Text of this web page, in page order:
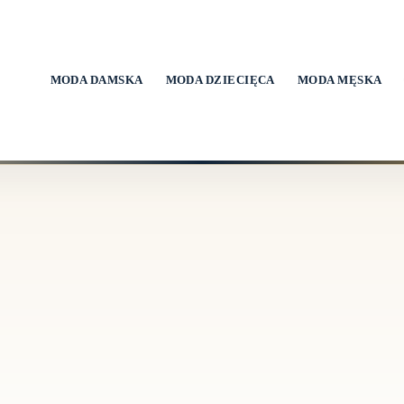
MODA DAMSKA MODA DZIECIĘCA MODA MĘSKA